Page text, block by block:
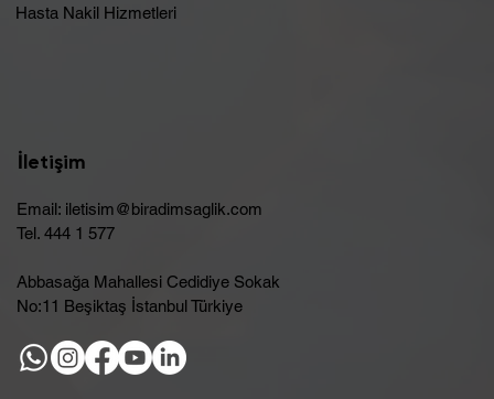
Hasta Nakil Hizmetleri
İletişim
Email: iletisim@biradimsaglik.com
Tel. 444 1 577
Abbasağa Mahallesi Cedidiye Sokak
No:11 Beşiktaş İstanbul Türkiye